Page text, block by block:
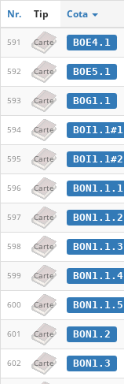
Nr. Tip Cota
591 Carte BOE4.1
592 Carte BOE5.1
593 Carte BOG1.1
594 Carte BOI1.1#1
595 Carte BOI1.1#2
596 Carte BON1.1.1
597 Carte BON1.1.2
598 Carte BON1.1.3
599 Carte BON1.1.4
600 Carte BON1.1.5
601 Carte BON1.2
602 Carte BON1.3